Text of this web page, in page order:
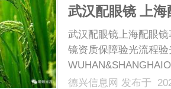
武汉配眼镜 上海
武汉配眼镜上海配眼
镜资质保障验光流程
配镜的写字楼眼镜店
德兴信息网 发布于